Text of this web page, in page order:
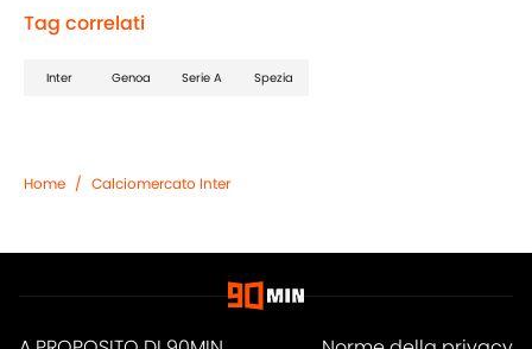
Tag correlati
Inter Genoa Serie A Spezia
Home / Calciomercato Inter